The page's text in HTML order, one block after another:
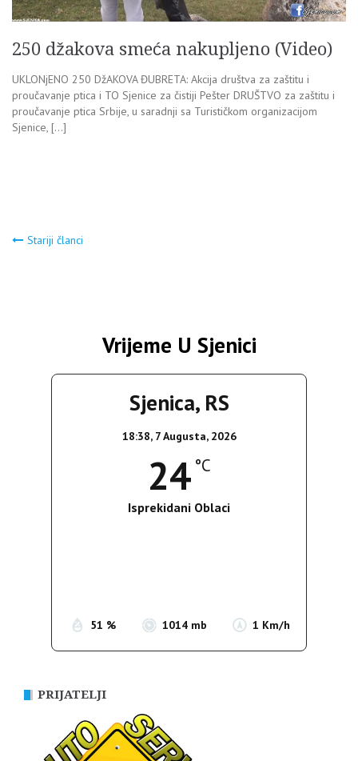
250 džakova smeća nakupljeno (Video)
UKLONjENO 250 DžAKOVA ĐUBRETA: Akcija društva za zaštitu i
proučavanje ptica i TO Sjenice za čistiji Pešter DRUŠTVO za zaštitu i
proučavanje ptica Srbije, u saradnji sa Turističkom organizacijom
Sjenice, […]
Navigacija
Stariji članci
Vrijeme U Sjenici
Sjenica, RS
18:38, 7 Augusta, 2026
24 °C
Isprekidani Oblaci
51 % 1014 mb 1 Km/h
PRIJATELJI